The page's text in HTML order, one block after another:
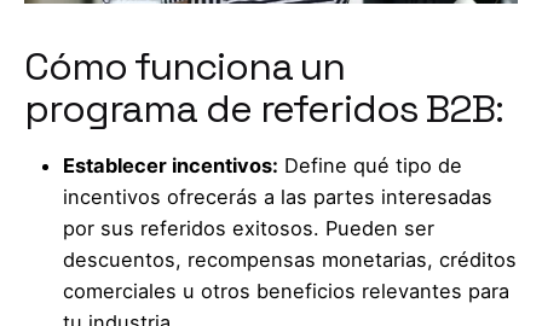
Cómo funciona un
programa de referidos B2B:
Establecer incentivos: Define qué tipo de
incentivos ofrecerás a las partes interesadas
por sus referidos exitosos. Pueden ser
descuentos, recompensas monetarias, créditos
comerciales u otros beneficios relevantes para